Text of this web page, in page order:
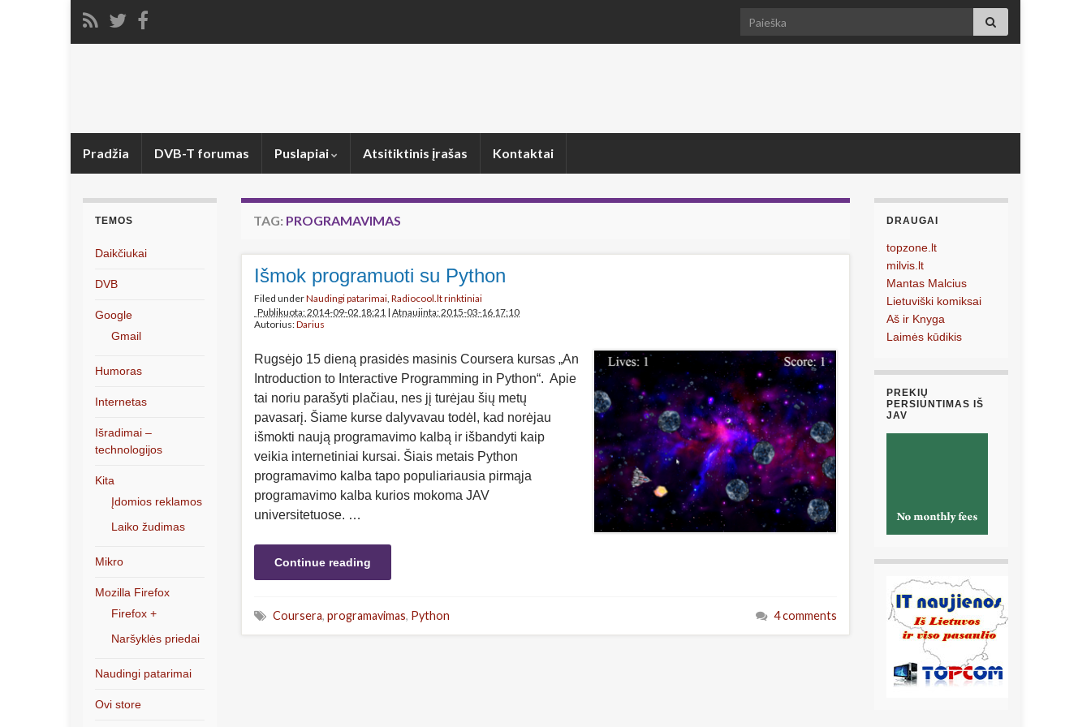
Search for:
Pradžia DVB-T forumas Puslapiai Atsitiktinis įrašas Kontaktai
TAG: PROGRAMAVIMAS
Išmok programuoti su Python
Filed underNaudingi patarimai, Radiocool.lt rinktiniai
Publikuota: 2014-09-02 18:21 | Atnaujinta: 2015-03-16 17:10
Autorius:Darius
Rugsėjo 15 dieną prasidės masinis Coursera kursas „An
Introduction to Interactive Programming in Python“. Apie
tai noriu parašyti plačiau, nes jį turėjau šių metų
pavasarį. Šiame kurse dalyvavau todėl, kad norėjau
išmokti naują programavimo kalbą ir išbandyti kaip
veikia internetiniai kursai. Šiais metais Python
programavimo kalba tapo populiariausia pirmąja
programavimo kalba kurios mokoma JAV
universitetuose. …
Continue reading
Coursera, programavimas, Python 4 comments
TEMOS
Daikčiukai
DVB
Google
Gmail
Humoras
Internetas
Išradimai –
technologijos
Kita
Įdomios reklamos
Laiko žudimas
Mikro
Mozilla Firefox
Firefox +
Naršyklės priedai
Naudingi patarimai
Ovi store
DRAUGAI
topzone.lt
milvis.lt
Mantas Malcius
Lietuviški komiksai
Aš ir Knyga
Laimės kūdikis
PREKIŲ
PERSIUNTIMAS IŠ
JAV